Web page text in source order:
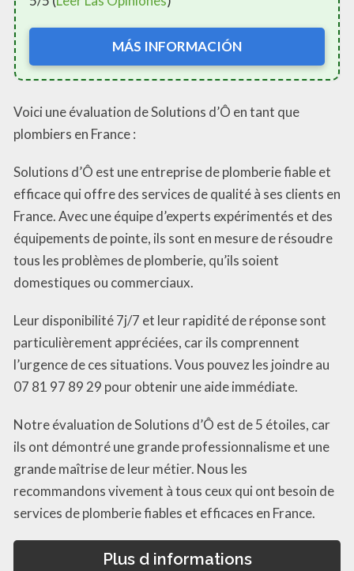
MÁS INFORMACIÓN
Voici une évaluation de Solutions d’Ô en tant que
plombiers en France :
Solutions d’Ô est une entreprise de plomberie fiable et
efficace qui offre des services de qualité à ses clients en
France. Avec une équipe d’experts expérimentés et des
équipements de pointe, ils sont en mesure de résoudre
tous les problèmes de plomberie, qu’ils soient
domestiques ou commerciaux.
Leur disponibilité 7j/7 et leur rapidité de réponse sont
particulièrement appréciées, car ils comprennent
l’urgence de ces situations. Vous pouvez les joindre au
07 81 97 89 29 pour obtenir une aide immédiate.
Notre évaluation de Solutions d’Ô est de 5 étoiles, car
ils ont démontré une grande professionnalisme et une
grande maîtrise de leur métier. Nous les
recommandons vivement à tous ceux qui ont besoin de
services de plomberie fiables et efficaces en France.
Plus d informations